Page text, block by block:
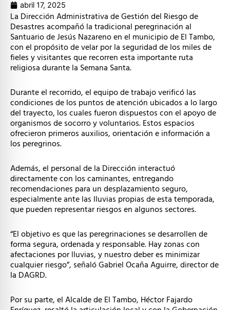
abril 17, 2025
La Dirección Administrativa de Gestión del Riesgo de
Desastres acompañó la tradicional peregrinación al
Santuario de Jesús Nazareno en el municipio de El Tambo,
con el propósito de velar por la seguridad de los miles de
fieles y visitantes que recorren esta importante ruta
religiosa durante la Semana Santa.
Durante el recorrido, el equipo de trabajo verificó las
condiciones de los puntos de atención ubicados a lo largo
del trayecto, los cuales fueron dispuestos con el apoyo de
organismos de socorro y voluntarios. Estos espacios
ofrecieron primeros auxilios, orientación e información a
los peregrinos.
Además, el personal de la Dirección interactuó
directamente con los caminantes, entregando
recomendaciones para un desplazamiento seguro,
especialmente ante las lluvias propias de esta temporada,
que pueden representar riesgos en algunos sectores.
“El objetivo es que las peregrinaciones se desarrollen de
forma segura, ordenada y responsable. Hay zonas con
afectaciones por lluvias, y nuestro deber es minimizar
cualquier riesgo”, señaló Gabriel Ocaña Aguirre, director de
la DAGRD.
Por su parte, el Alcalde de El Tambo, Héctor Fajardo